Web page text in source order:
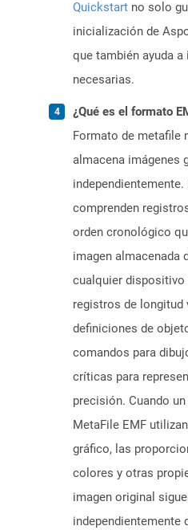
Quickstart no solo
inicialización de
que también ayuda
necesarias.
¿Qué es el formato
Formato de metafile
almacena imágenes
comprenden
orden cronológico
imagen almacenada
cualquier dispositivo
registros de longitud
definiciones de
comandos para
críticas para
precisión. Cuando
MetaFile EMF
gráfico, las
colores y otras
imagen original
independientemente